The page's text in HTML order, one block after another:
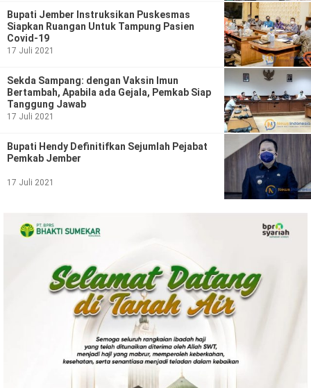
Wisata
Ekonomi
Indeks Birokrasi
Indonesia
Bupati Jember Instruksikan Puskesmas
Siapkan Ruangan Untuk Tampung Pasien
Covid-19
17 Juli 2021
Sekda Sampang: dengan Vaksin Imun
Bertambah, Apabila ada Gejala, Pemkab Siap
Tanggung Jawab
17 Juli 2021
Bupati Hendy Definitifkan Sejumlah Pejabat
Pemkab Jember
17 Juli 2021